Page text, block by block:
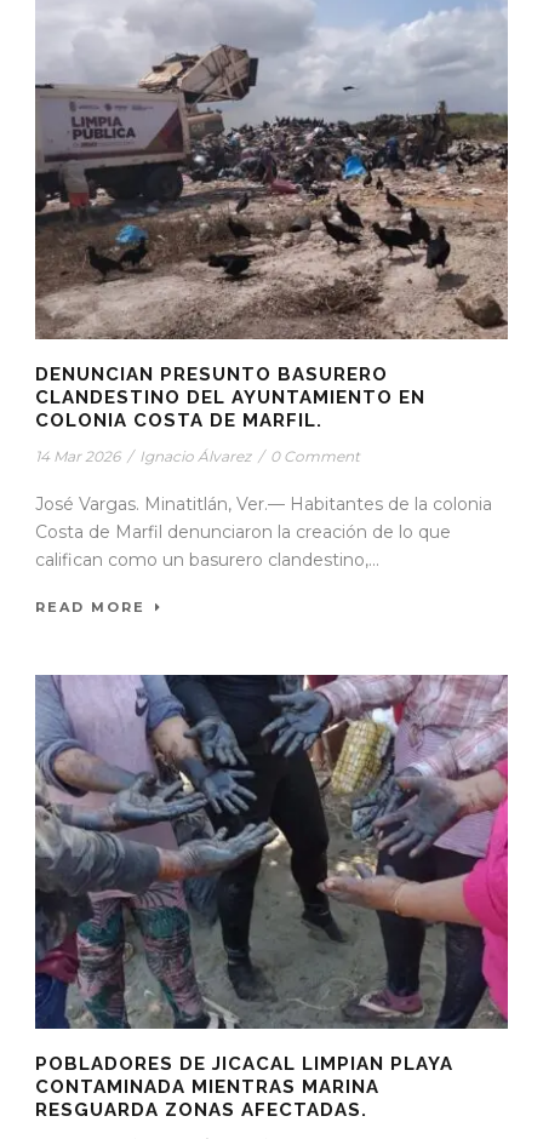
DENUNCIAN PRESUNTO BASURERO
CLANDESTINO DEL AYUNTAMIENTO EN
COLONIA COSTA DE MARFIL.
14 Mar 2026 / Ignacio Álvarez / 0 Comment
José Vargas. Minatitlán, Ver.— Habitantes de la colonia
Costa de Marfil denunciaron la creación de lo que
califican como un basurero clandestino,...
READ MORE
POBLADORES DE JICACAL LIMPIAN PLAYA
CONTAMINADA MIENTRAS MARINA
RESGUARDA ZONAS AFECTADAS.